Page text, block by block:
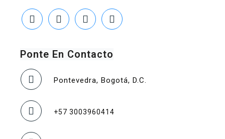
Ponte En Contacto
Pontevedra, Bogotá, D.C.
+57 3003960414